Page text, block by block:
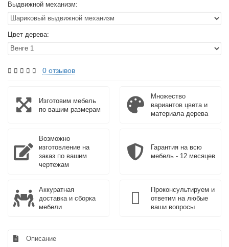
Выдвижной механизм:
Цвет дерева:
0 отзывов
Изготовим мебель
по вашим размерам
Множество
вариантов цвета и
материала дерева
Возможно
изготовление на
заказ по вашим
чертежам
Гарантия на всю
мебель - 12 месяцев
Аккуратная
доставка и сборка
мебели
Проконсультируем и
ответим на любые
ваши вопросы
Описание